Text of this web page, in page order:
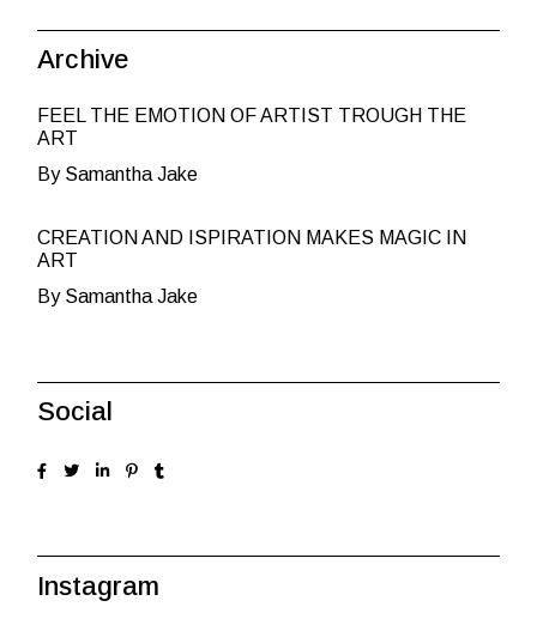
Archive
FEEL THE EMOTION OF ARTIST TROUGH THE
ART
By Samantha Jake
CREATION AND ISPIRATION MAKES MAGIC IN
ART
By Samantha Jake
Social
Instagram